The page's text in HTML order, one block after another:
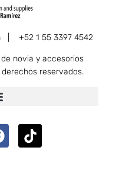
| +52 1 55 3397 4542
novia y accesorios
reservados.